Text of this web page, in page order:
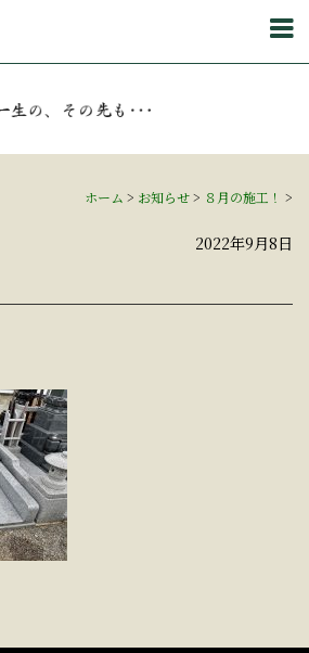
ホーム > お知らせ> ８月の施工！ >
2022年9月8日